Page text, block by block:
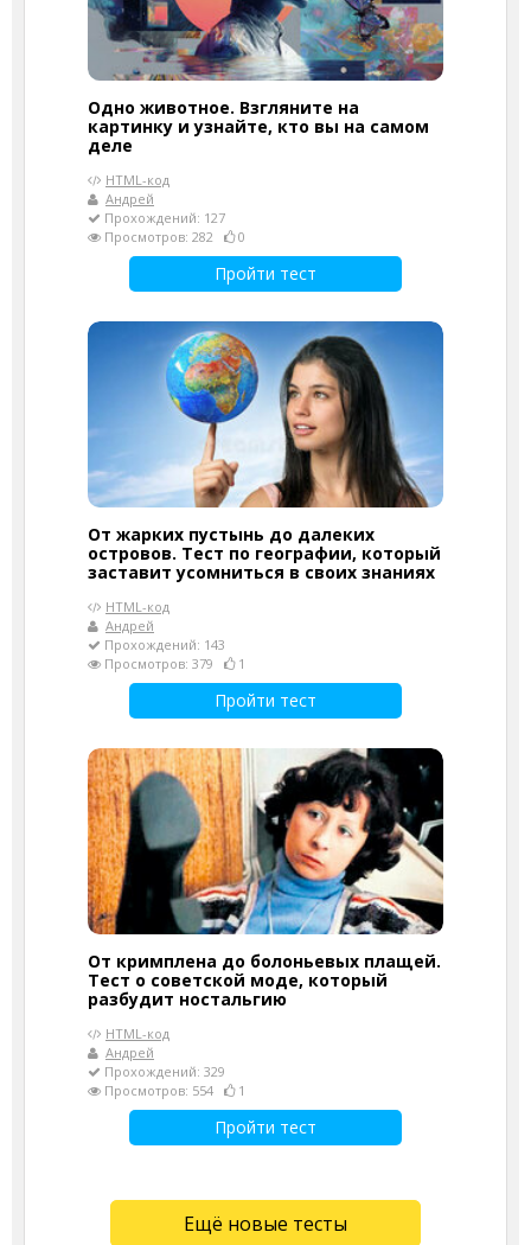
Одно животное. Взгляните на
картинку и узнайте, кто вы на самом
деле
HTML-код
Андрей
Прохождений: 127
Просмотров: 282
0
Пройти тест
От жарких пустынь до далеких
островов. Тест по географии, который
заставит усомниться в своих знаниях
HTML-код
Андрей
Прохождений: 143
Просмотров: 379
1
Пройти тест
От кримплена до болоньевых плащей.
Тест о советской моде, который
разбудит ностальгию
HTML-код
Андрей
Прохождений: 329
Просмотров: 554
1
Пройти тест
Ещё новые тесты